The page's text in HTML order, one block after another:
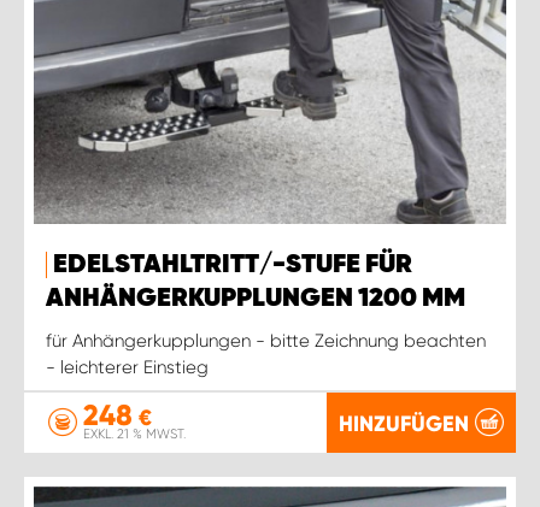
EDELSTAHLTRITT/-STUFE FÜR
ANHÄNGERKUPPLUNGEN 1200 MM
für Anhängerkupplungen - bitte Zeichnung beachten
- leichterer Einstieg
248 €
EXKL. 21 % MWST. HINZUFÜGEN